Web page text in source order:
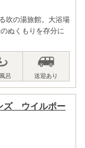
吹の湯旅館。大浴場
ぬくもりを存分に
ズ ウイルポー